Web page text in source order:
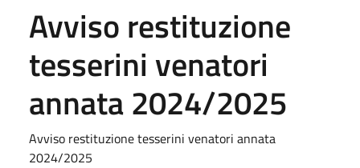
Avviso restituzione
tesserini venatori
annata 2024/2025
Avviso restituzione tesserini venatori annata
2024/2025